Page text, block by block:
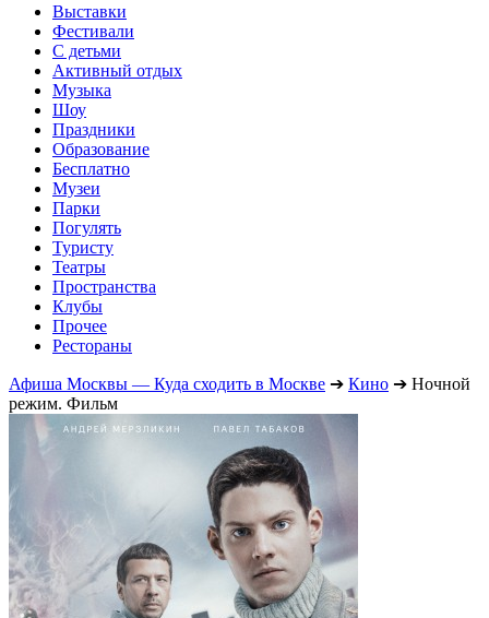
Выставки
Фестивали
С детьми
Активный отдых
Музыка
Шоу
Праздники
Образование
Бесплатно
Музеи
Парки
Погулять
Туристу
Театры
Пространства
Клубы
Прочее
Рестораны
Афиша Москвы — Куда сходить в Москве ➔ Кино ➔ Ночной
режим. Фильм